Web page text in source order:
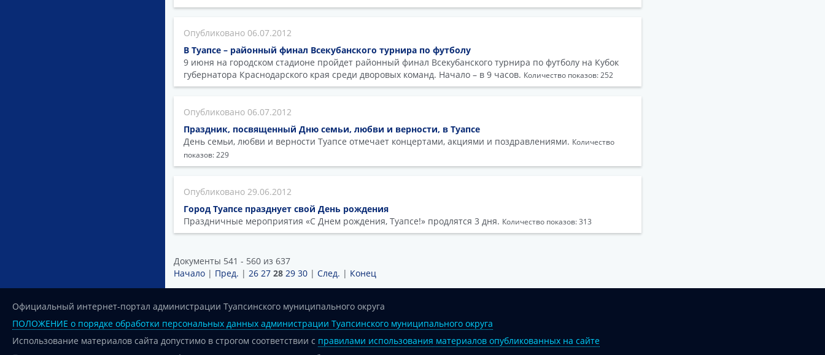
06.07.2012
В Туапсе – районный финал Всекубанского турнира по футболу
9 июня на городском стадионе пройдет районный финал Всекубанского турнира по футболу на Кубок
губернатора Краснодарского края среди дворовых команд. Начало – в 9 часов. Количество показов: 252
06.07.2012
Праздник, посвященный Дню семьи, любви и верности, в Туапсе
День семьи, любви и верности Туапсе отмечает концертами, акциями и поздравлениями. Количество
показов: 229
29.06.2012
Город Туапсе празднует свой День рождения
Праздничные мероприятия «С Днем рождения, Туапсе!» продлятся 3 дня. Количество показов: 313
Документы 541 - 560 из 637
Начало| Пред. | 26 27 28 29 30| След. | Конец
Официальный интернет-портал администрации Туапсинского муниципального округа
ПОЛОЖЕНИЕ о порядке обработки персональных данных администрации Туапсинского муниципального округа
Использование материалов сайта допустимо в строгом соответствии с правилами использования материалов опубликованных на сайте